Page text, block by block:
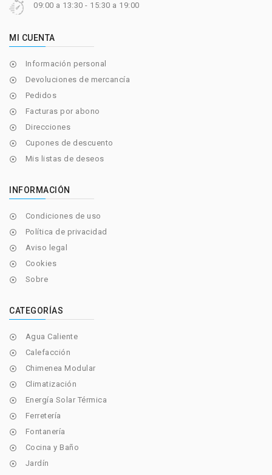
09:00 a 13:30 - 15:30 a 19:00
MI CUENTA
 Información personal
 Devoluciones de mercancía
 Pedidos
 Facturas por abono
 Direcciones
 Cupones de descuento
 Mis listas de deseos
INFORMACIÓN
 Condiciones de uso
 Política de privacidad
 Aviso legal
 Cookies
 Sobre
CATEGORÍAS
 Agua Caliente
 Calefacción
 Chimenea Modular
 Climatización
 Energía Solar Térmica
 Ferretería
 Fontanería
 Cocina y Baño

Jardín